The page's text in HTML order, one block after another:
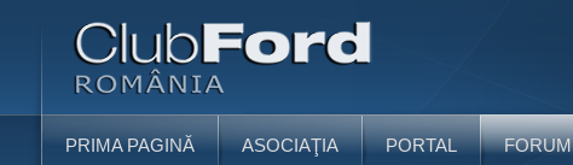
PRIMA PAGINĂ ASOCIAŢIA PORTAL FORUM